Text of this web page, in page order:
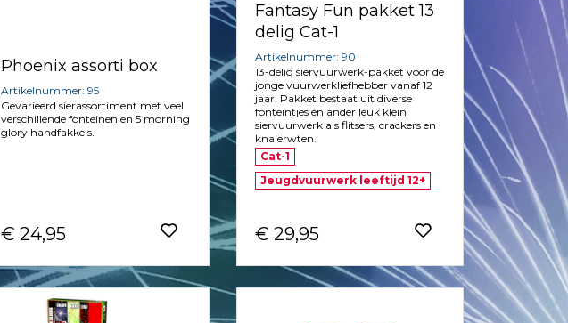
Phoenix assorti box
Artikelnummer: 95
Gevarieerd sierassortiment met veel
verschillende fonteinen en 5 morning
glory handfakkels.
€ 24,95
Fantasy Fun pakket 13
delig Cat-1
Artikelnummer: 90
13-delig siervuurwerk-pakket voor de
jonge vuurwerkliefhebber vanaf 12
jaar. Pakket bestaat uit diverse
fonteintjes en ander leuk klein
siervuurwerk als flitsers, crackers en
knalerwten.
Cat-1
Jeugdvuurwerk leeftijd 12+
€ 29,95